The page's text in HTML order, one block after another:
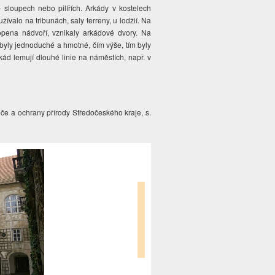
nebo pilířích. Arkády v kostelech
na tribunách, saly terreny, u lodžií. Na
nádvoří, vznikaly arkádové dvory. Na
jednoduché a hmotné, čím výše, tím byly
lemují dlouhé linie na náměstích, např. v
a ochrany přírody Středočeského kraje, s.